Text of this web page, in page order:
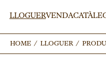
LLOGUERVENDA
HOME / LLOGUER /
HOME / LLOGUER /